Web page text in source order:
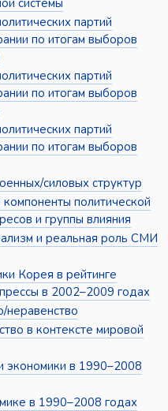
системы
партий
по итогам выборов
партий
по итогам выборов
партий
по итогам выборов
силовых структур
политической
и группы влияния
и реальная роль СМИ
Корея в рейтинге
в 2002–2009 годах
неравенство
в контексте мировой
экономики в 1990–2008
в 1990–2008 годах